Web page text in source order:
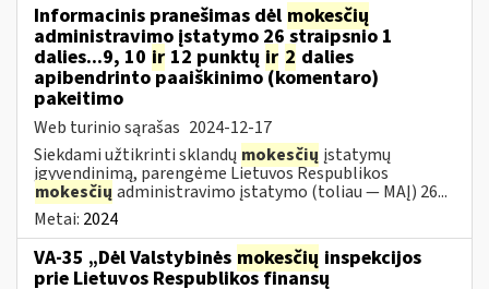
Informacinis pranešimas dėl mokesčių
administravimo įstatymo 26 straipsnio 1
dalies...9, 10 ir 12 punktų ir 2 dalies
apibendrinto paaiškinimo (komentaro)
pakeitimo
Web turinio sąrašas 2024-12-17
Siekdami užtikrinti sklandų mokesčių įstatymų
įgyvendinimą, parengėme Lietuvos Respublikos
mokesčių administravimo įstatymo (toliau — MAĮ) 26...
Metai: 2024
VA-35 „Dėl Valstybinės mokesčių inspekcijos
prie Lietuvos Respublikos finansų